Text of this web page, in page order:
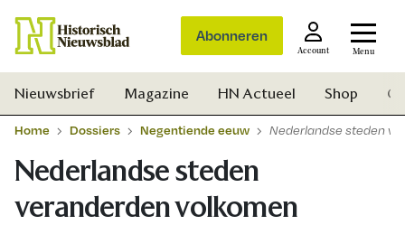
Abonneren
Account Menu
Nieuwsbrief Magazine HN Actueel Shop
Home Dossiers Negentiende eeuw Nederlandse steden
Nederlandse steden
veranderden volkomen